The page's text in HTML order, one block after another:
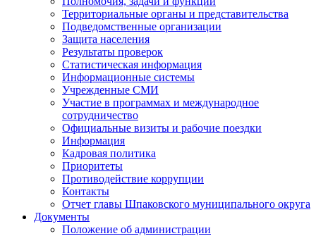
Территориальные органы и представительства
Подведомственные организации
Защита населения
Результаты проверок
Статистическая информация
Информационные системы
Учрежденные СМИ
Участие в программах и международное
сотрудничество
Официальные визиты и рабочие поездки
Информация
Кадровая политика
Приоритеты
Противодействие коррупции
Контакты
Отчет главы Шпаковского муниципального округа
Документы
Положение об администрации